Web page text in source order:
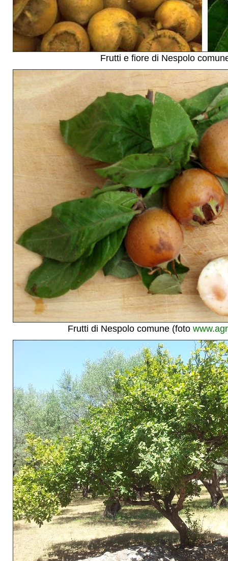
Frutti e fiore di Nespolo
Frutti di Nespolo comune (foto